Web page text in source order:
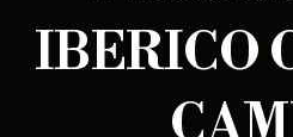
IBERICO